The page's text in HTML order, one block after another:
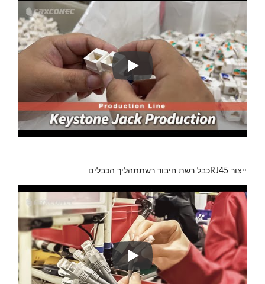
קו ייצור עבור RJ45שקע קיסטוןתהליך ייצור
ייצור RJ45כבל רשת חיבור רשתתהליך הכבלים
ייצור RJ45כבל רשת חיבור רשתתהליך הכבלים